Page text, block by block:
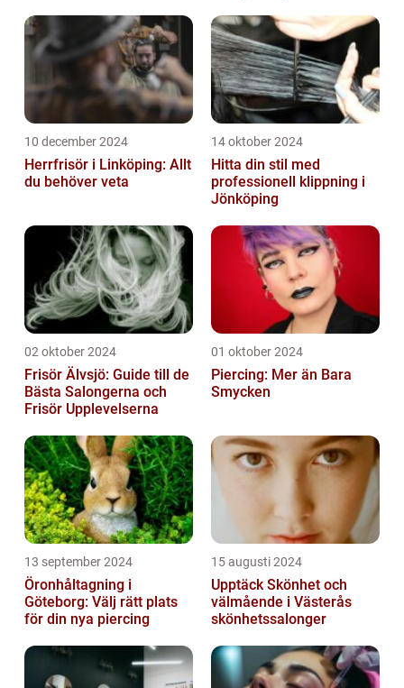
10 december 2024
Herrfrisör i Linköping: Allt
du behöver veta
14 oktober 2024
Hitta din stil med
professionell klippning i
Jönköping
02 oktober 2024
Frisör Älvsjö: Guide till de
Bästa Salongerna och
Frisör Upplevelserna
01 oktober 2024
Piercing: Mer än Bara
Smycken
13 september 2024
Öronhåltagning i
Göteborg: Välj rätt plats
för din nya piercing
15 augusti 2024
Upptäck Skönhet och
välmående i Västerås
skönhetssalonger